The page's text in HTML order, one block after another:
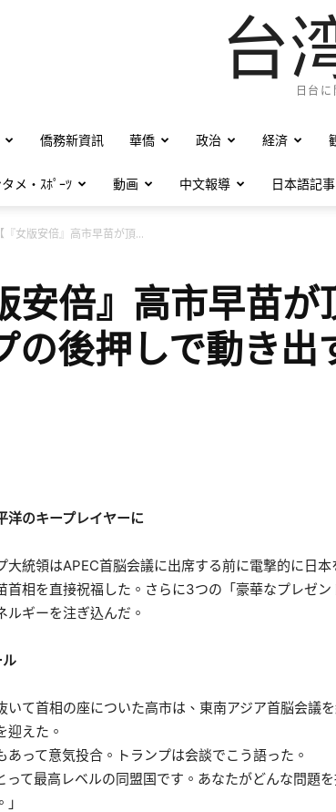
台
日台
僑務新資訊 華僑 政治 経済
メ・ｽﾎﾟｰﾂ 動画 中文報導 日本語記事
【『女版安倍』高市早苗が頂...
安倍』高市早苗
の後押しで動き出
洋のキープレイヤーに
大統領はAPEC首脳会議に出席する前に電撃的に日
首相を直接祝福した。さらに3つの「豪華なプレゼ
ルギーを注ぎ込んだ。
いて首相の座についた高市は、東南アジア首脳会議
迎えた。
あって意気投合。トランプは会談でこう語った。
って最高レベルの同盟国です。あなたがどんな問題